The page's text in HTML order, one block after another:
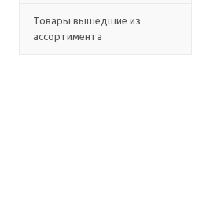
Товары вышедшие из
ассортимента